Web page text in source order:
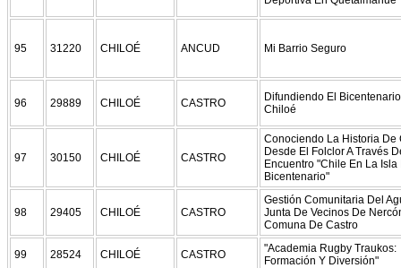
95 31220 CHILOÉ ANCUD Mi Barrio Seguro
96 29889 CHILOÉ CASTRO
Difundiendo El
Chiloé
97 30150 CHILOÉ CASTRO
Conociendo La Historia De
Desde El Folclor A Través
Encuentro "Chile En La Isla
Bicentenario"
98 29405 CHILOÉ CASTRO
Gestión Comunitaria Del
Junta De Vecinos De
Comuna De Castro
99 28524 CHILOÉ CASTRO
"Academia Rugby Traukos:
Formación Y Diversión"